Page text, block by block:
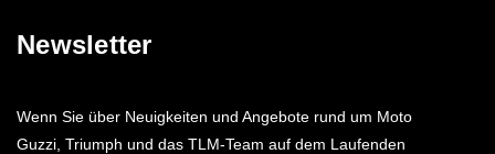
Newsletter
Wenn Sie über Neuigkeiten und Angebote rund um Moto
Guzzi, Triumph und das TLM-Team auf dem Laufenden